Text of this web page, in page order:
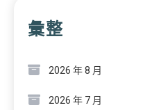
彙整
2026 年 8 月
2026 年 7 月